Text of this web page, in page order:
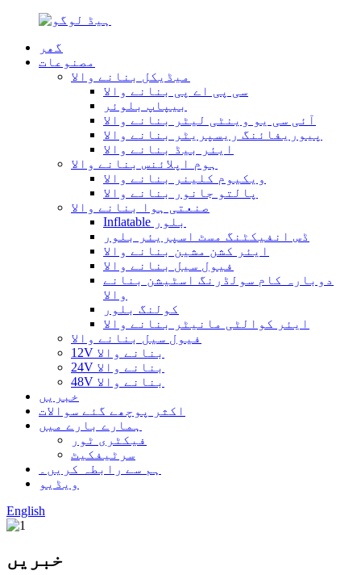
گھر
مصنوعات
میڈیکل بنانے والا
سی پی اے پی بنانے والا
بیپاپ بلوئر
آئی سی یو وینٹی لیٹر بنانے والا
پیوریفائنگ ریسپریٹر بنانے والا
ایئر بیڈ بنانے والا
ہوم اپلائنس بنانے والا
ویکیوم کلینر بنانے والا
پالتو جانور بنانے والا
صنعتی ہوا بنانے والا
Inflatable بلور
ڈس انفیکٹنگ مسٹ اسپریئر بلور
ایئر کشن مشین بنانے والا
فیول سیل بنانے والا
دوبارہ کام سولڈرنگ اسٹیشن بنانے
والا
کولنگ بلور
ایئر کوالٹی مانیٹر بنانے والا
فیول سیل بنانے والا
12V بنانے والا
24V بنانے والا
48V بنانے والا
خبریں
اکثر پوچھے گئے سوالات
ہمارے بارے میں
فیکٹری ٹور
سرٹیفکیٹ
ہم سے رابطہ کریں۔
ویڈیو
English
خبریں